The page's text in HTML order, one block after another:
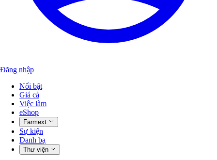
Đăng nhập
Nổi bật
Giá cả
Việc làm
eShop
Farmext
Sự kiện
Danh bạ
Thư viện